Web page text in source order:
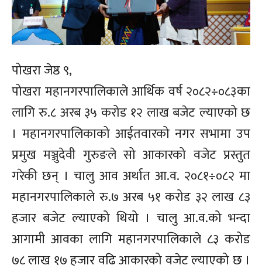
पोखरा जेष्ठ ९,
पोखरा महानगरपालिकाले आर्थिक वर्ष २०८२÷०८३का
लागि रु.८ अरब ३५ करोड १२ लाख बजेट ल्याएको छ
। महानगरपालिकाको आईतवारको नगर सभामा उप
प्रमुख मञ्जुदेवी गुरुङले सो आकारको वजेट प्रस्तुत
गरेकी छन् । चालु आव अर्थात आ.व. २०८१÷०८२ मा
महानगरपालिकाले रु.७ अरब ५१ करोड ३२ लाख ८३
हजार बजेट ल्याएको थियो । चालु आ.व.को भन्दा
आगामी आवका लागि महानगरपालिकाले ८३ करोड
७८ लाख १७ हजार वढि आकारको वजेट ल्याएको छ ।